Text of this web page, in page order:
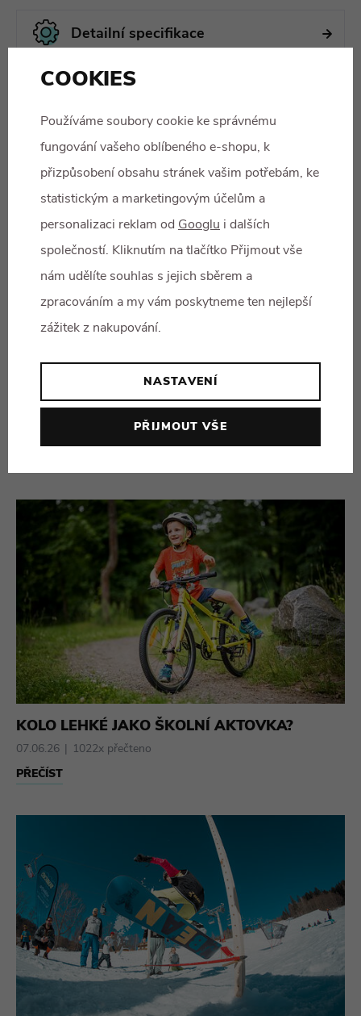
Detailní specifikace
Tento produkt zatím nemá žádné hodnocení.
Informace k získávání recenzí
SEZNAMTE SE S BEANY ZEN!
453x přečteno
KOLO LEHKÉ JAKO ŠKOLNÍ AKTOVKA?
07.06.26 1022x přečteno
PŘEČÍST
COOKIES
Používáme soubory cookie ke správnému
fungování vašeho oblíbeného e-shopu, k
přizpůsobení obsahu stránek vašim potřebám, ke
statistickým a marketingovým účelům a
personalizaci reklam od Googlu i dalších
společností. Kliknutím na tlačítko Přijmout vše
nám udělíte souhlas s jejich sběrem a
zpracováním a my vám poskytneme ten nejlepší
zážitek z nakupování.
NASTAVENÍ
PŘIJMOUT VŠE